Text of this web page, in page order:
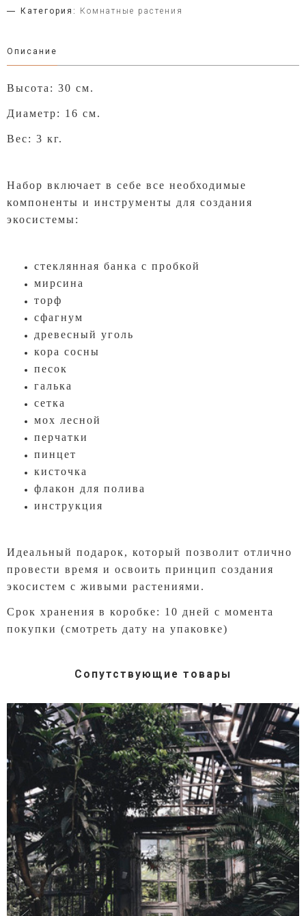
Категория:
Комнатные растения
Описание
Высота: 30 см.
Диаметр: 16 см.
Вес: 3 кг.
Набор включает в себе все необходимые
компоненты и инструменты для создания
экосистемы:
стеклянная банка с пробкой
мирсина
торф
сфагнум
древесный уголь
кора сосны
песок
галька
сетка
мох лесной
перчатки
пинцет
кисточка
флакон для полива
инструкция
Идеальный подарок, который позволит отлично
провести время и освоить принцип создания
экосистем с живыми растениями.
Срок хранения в коробке: 10 дней с момента
покупки (смотреть дату на упаковке)
Сопутствующие товары